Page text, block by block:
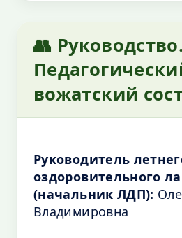
👥 Руководство.
вожатский
Руководитель
оздоровительного
(начальник ЛДП):
Владимировна